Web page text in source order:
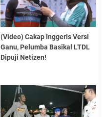
(Video) Cakap Inggeris Versi
Ganu, Pelumba Basikal LTDL
Dipuji Netizen!